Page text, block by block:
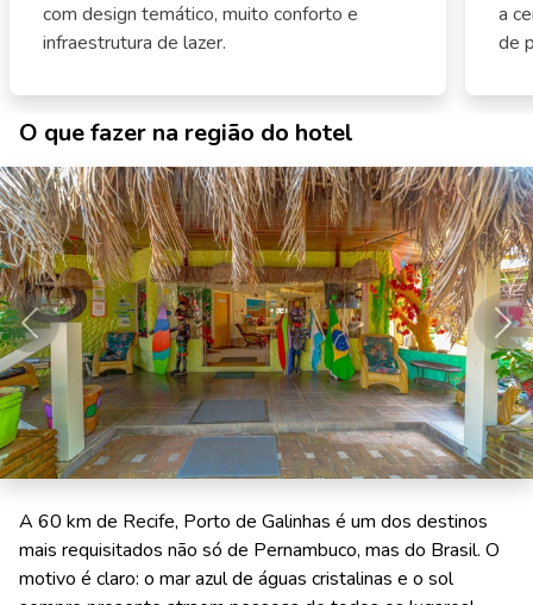
com design temático, muito conforto e
infraestrutura de lazer.
a
de
O que fazer na região do hotel
Anterior
A 60 km de Recife, Porto de Galinhas é um dos destinos
mais requisitados não só de Pernambuco, mas do Brasil. O
motivo é claro: o mar azul de águas cristalinas e o sol